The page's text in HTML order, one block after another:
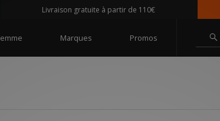
Livraison gratuite à partir de 110€
Marques Promos